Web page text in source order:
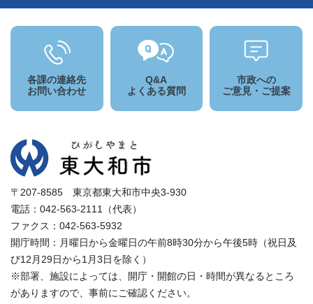
各課の連絡先
お問い合わせ
Q&A
よくある質問
市政への
ご意見・ご提案
〒207-8585 東京都東大和市中央3-930
電話：042-563-2111（代表）
ファクス：042-563-5932
開庁時間：月曜日から金曜日の午前8時30分から午後5時（祝日及
び12月29日から1月3日を除く）
※部署、施設によっては、開庁・開館の日・時間が異なるところ
がありますので、事前にご確認ください。